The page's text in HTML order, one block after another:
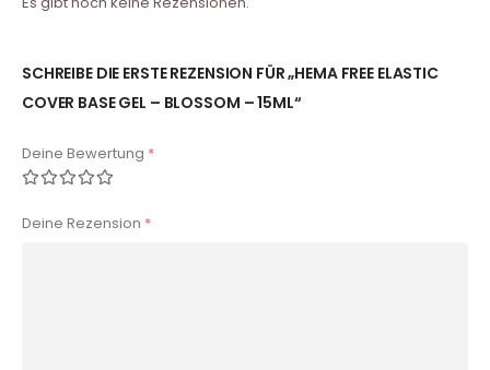
SCHREIBE DIE ERSTE REZENSION FÜR „HEMA FREE ELASTIC
COVER BASE GEL – BLOSSOM – 15ML“
Deine Bewertung *
Deine Rezension *